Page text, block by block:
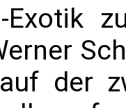
Exotik
der